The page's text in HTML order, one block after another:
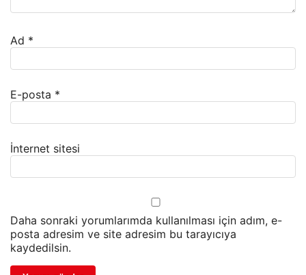
Ad *
E-posta *
İnternet sitesi
Daha sonraki yorumlarımda kullanılması için adım, e-
posta adresim ve site adresim bu tarayıcıya
kaydedilsin.